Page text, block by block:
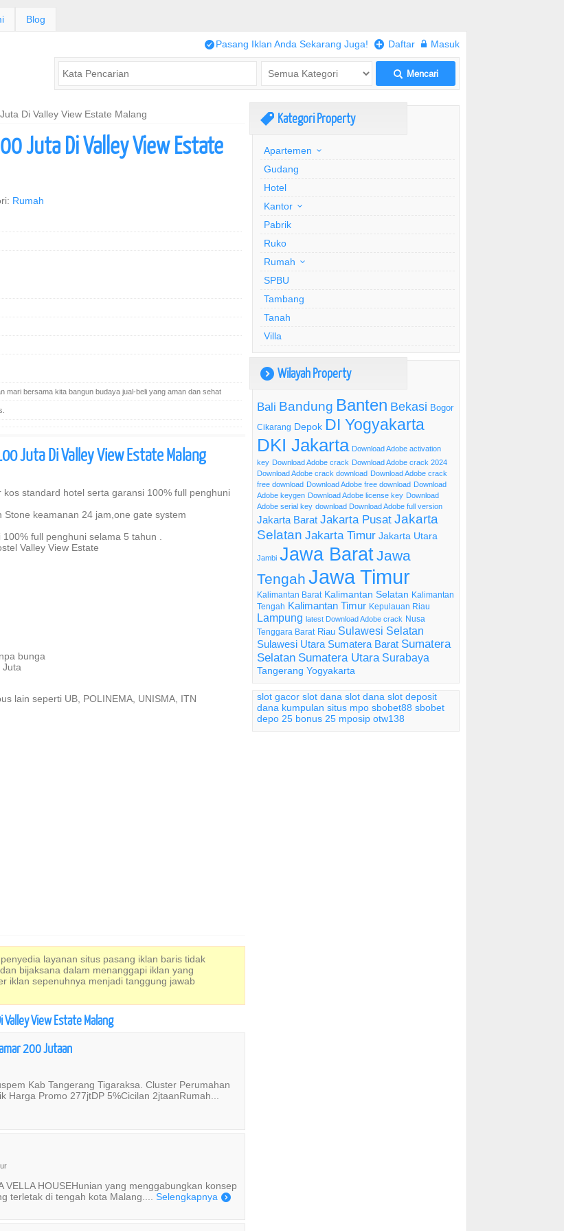
Blog
/Pasang Iklan Anda Sekarang Juga! + Daftar w Masuk
L Mencari
Di Valley View Estate Malang
Juta Di Valley View Estate
Rumah
mari bersama kita bangun budaya jual-beli yang aman dan sehat
Juta Di Valley View Estate Malang
standard hotel serta garansi 100% full penghuni
keamanan 24 jam,one gate system
full penghuni selama 5 tahun .
Valley View Estate
bunga
Juta
lain seperti UB, POLINEMA, UNISMA, ITN
layanan situs pasang iklan baris tidak
bijaksana dalam menanggapi iklan yang
iklan sepenuhnya menjadi tanggung jawab
View Estate Malang
200 Jutaan
Kab Tangerang Tigaraksa. Cluster Perumahan
Promo 277jtDP 5%Cicilan 2jtaanRumah...
HOUSEHunian yang menggabungkan konsep
terletak di tengah kota Malang.... Selengkapnya )
, Kategori Property
Apartemen
Gudang
Hotel
Kantor
Pabrik
Ruko
Rumah
SPBU
Tambang
Tanah
Villa
) Wilayah Property
Bali Bandung Banten Bekasi Bogor
Cikarang Depok DI Yogyakarta
DKI Jakarta Download Adobe activation
key Download Adobe crack Download Adobe crack 2024
Download Adobe crack download Download Adobe crack
free download Download Adobe free download Download
Adobe keygen Download Adobe license key Download
Adobe serial key download Download Adobe full version
Jakarta Barat Jakarta Pusat Jakarta
Selatan Jakarta Timur Jakarta Utara
Jambi Jawa BaratJawa
Tengah Jawa Timur
Kalimantan Barat Kalimantan Selatan Kalimantan
Tengah Kalimantan Timur Kepulauan Riau
Lampung latest Download Adobe crack Nusa
Tenggara Barat Riau Sulawesi Selatan
Sulawesi Utara Sumatera Barat Sumatera
Selatan Sumatera Utara Surabaya
Tangerang Yogyakarta
slot gacor slot dana slot dana slot deposit
dana kumpulan situs mpo sbobet88 sbobet
depo 25 bonus 25 mposip otw138